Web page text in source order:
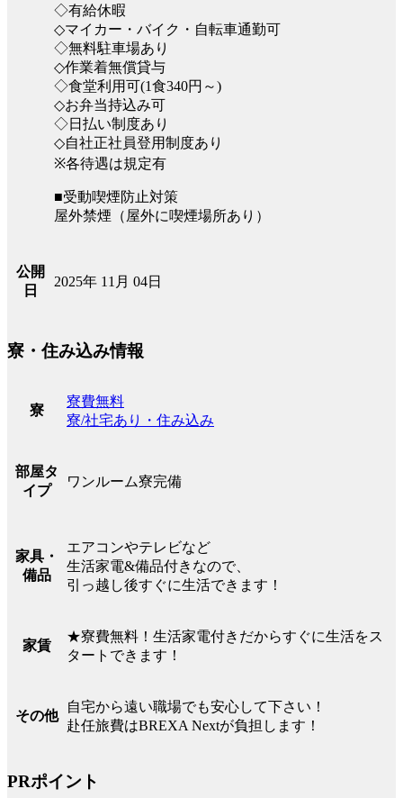
◇有給休暇
◇マイカー・バイク・自転車通勤可
◇無料駐車場あり
◇作業着無償貸与
◇食堂利用可(1食340円～)
◇お弁当持込み可
◇日払い制度あり
◇自社正社員登用制度あり
※各待遇は規定有
■受動喫煙防止対策
屋外禁煙（屋外に喫煙場所あり）
公開
日
2025年 11月 04日
寮・住み込み情報
寮
寮費無料
寮/社宅あり・住み込み
部屋タ
イプ
ワンルーム寮完備
家具・
備品
エアコンやテレビなど
生活家電&備品付きなので、
引っ越し後すぐに生活できます！
家賃
★寮費無料！生活家電付きだからすぐに生活をス
タートできます！
その他
自宅から遠い職場でも安心して下さい！
赴任旅費はBREXA Nextが負担します！
PRポイント